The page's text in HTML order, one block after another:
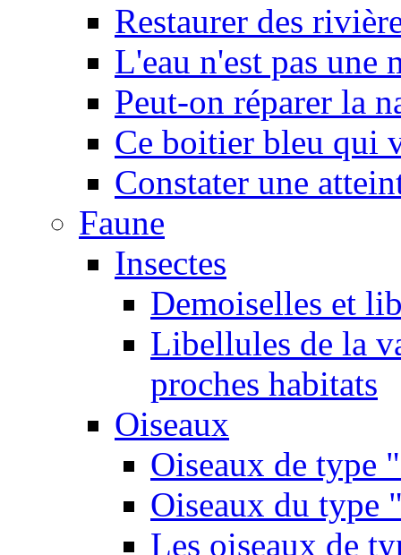
Restaurer des
L'eau n'est pas une
Peut-on réparer la
Ce boitier bleu qui
Constater une
Faune
Insectes
Demoiselles et
Libellules de la
proches habitats
Oiseaux
Oiseaux de type
Oiseaux du type
Les oiseaux de